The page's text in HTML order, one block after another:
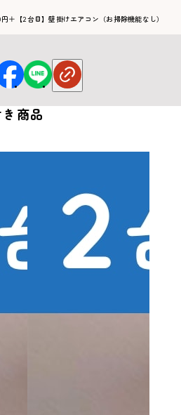
＋【2台目】壁掛けエアコン（お掃除機能なし）
商品